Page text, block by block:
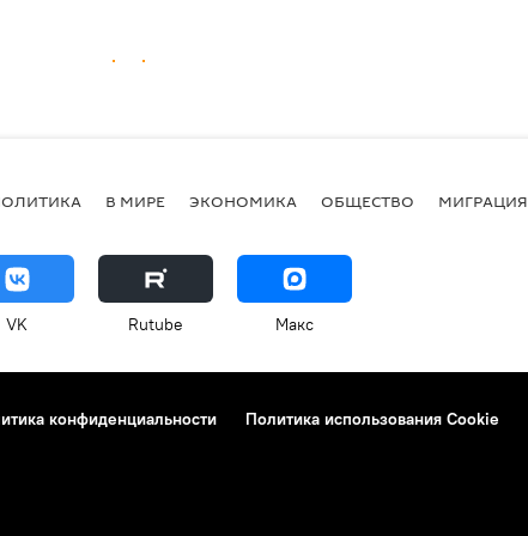
В МИРЕ ЭКОНОМИКА ОБЩЕСТВО МИГРАЦИЯ
VK Rutube Макс
конфиденциальности Политика использования Cookie